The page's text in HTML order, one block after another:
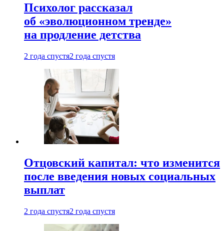
Психолог рассказал
об «эволюционном тренде»
на продление детства
2 года спустя2 года спустя
Отцовский капитал: что изменится
после введения новых социальных
выплат
2 года спустя2 года спустя